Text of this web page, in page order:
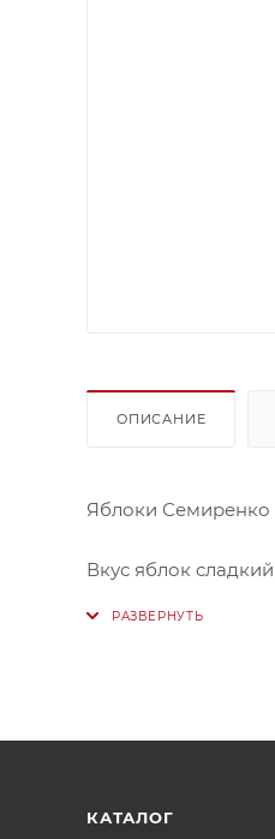
ОПИСАНИЕ
Яблоки Семиренко
Вкус яблок
КАТАЛОГ